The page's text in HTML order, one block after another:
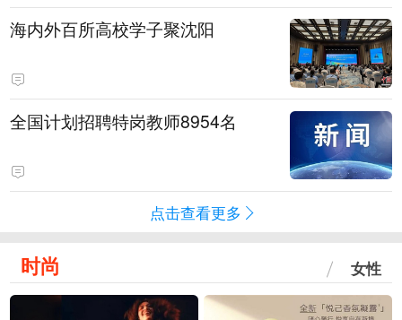
海内外百所高校学子聚沈阳
全国计划招聘特岗教师8954名
点击查看更多
时尚 女性